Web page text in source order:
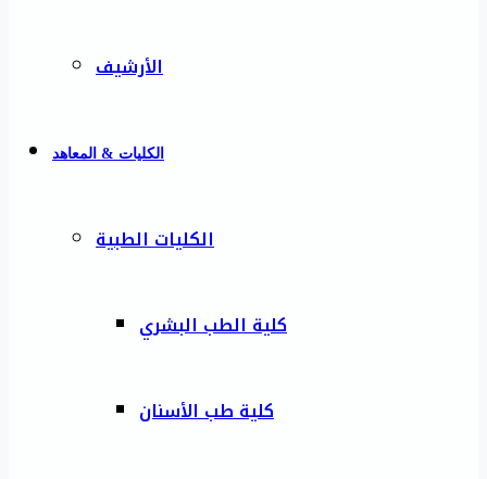
الأرشيف
الكليات & المعاهد
الكليات الطبية
كلية الطب البشري
كلية طب الأسنان